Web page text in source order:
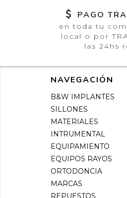
PAGO
en toda tu
local o por
las 24hs
NAVEGACIÓN
B&W IMPLANTES
SILLONES
MATERIALES
INTRUMENTAL
EQUIPAMIENTO
EQUIPOS RAYOS
ORTODONCIA
MARCAS
REPUESTOS